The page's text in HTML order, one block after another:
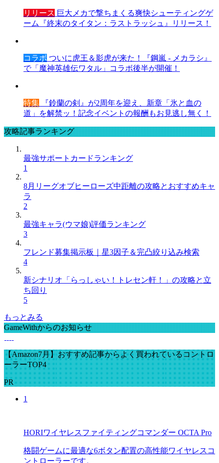
リリース 巨大メカで撃ちまくる爽快シューティングゲ
ーム『終末のタイタン：ラストラッシュ』リリース！
コラボ ついに虎王＆影虎が来た！『鋼嵐 - メカラシ』
で「魔神英雄伝ワタル」コラボ後半が開催！
特集 『鈴蘭の剣』が2周年を迎え、新章「氷と血の
道」を解禁ッ！記念イベントの報酬もお見逃し無く！
攻略記事ランキング
最強サポートカードランキング
1
8月リーグオブヒーローズ中距離の攻略とおすすめキャ
ラ
2
最強キャラ(ウマ娘)評価ランキング
3
フレンド募集掲示板｜星3因子＆完凸絞り込み検索
4
新シナリオ「らっしゃい！トレセン軒！」の攻略と立
ち回り
5
もっとみる
GameWithからのお知らせ
【Amazon7月】おすすめ記事からよく買われているコントロ
ーラーTOP4
PR
1
HORIワイヤレスファイティングコマンダー OCTA Pro
格闘ゲームに最適な6ボタン配置の高性能ワイヤレスコ
ントローラーです。